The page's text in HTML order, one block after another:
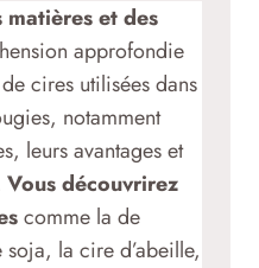
matières et des
approfondie
cires utilisées dans
notamment
leurs avantages et
Vous découvrirez
comme la de
la cire d’abeille,